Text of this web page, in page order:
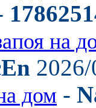
на
дом -